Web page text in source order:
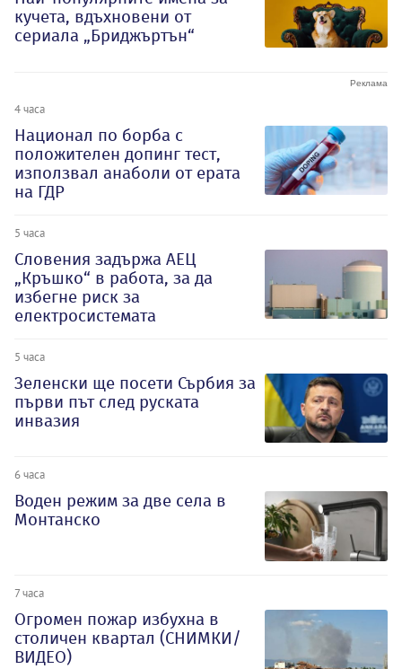
кучета, вдъхновени от
сериала „Бриджъртън“
4 часа
Национал по борба с
положителен допинг тест,
използвал анаболи от ерата
на ГДР
5 часа
Словения задържа АЕЦ
„Кръшко“ в работа, за да
избегне риск за
електросистемата
5 часа
Зеленски ще посети Сърбия за
първи път след руската
инвазия
6 часа
Воден режим за две села в
Монтанско
7 часа
Огромен пожар избухна в
столичен квартал (СНИМКИ/
ВИДЕО)